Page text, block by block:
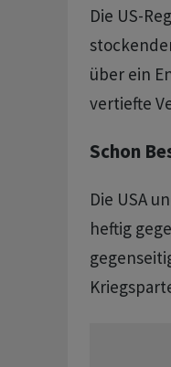
Die US-
über ein
vertiefte
Schon
Die USA
heftig